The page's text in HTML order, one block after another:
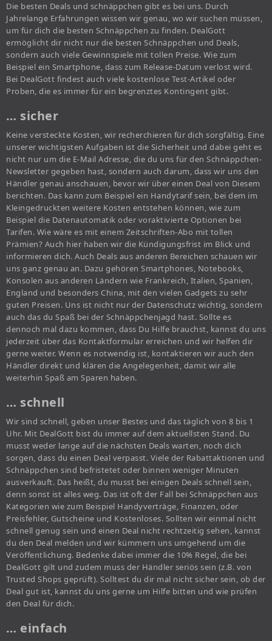
Die besten Deals und schnäppchen gibt es bei uns. Durch
Jahrelange Erfahrungen wissen wir genau, wo wir suchen müssen,
um für dich die besten Schnäppchen zu finden. DealGott
ermöglicht dir nicht nur die besten Schnäppchen und Deals,
sondern auch viele Gewinnspiele mit tollen Preise. Wie zum
Beispiel ein Smartphone, dass zum Release-Datum verlost wird.
Bei DealGott findest auch viele kostenlose Test-Artikel oder
Proben, die es immer für ein begrenztes Kontingent gibt.
… sicher
Keine versteckte Kosten, wir recherchieren für dich sorgfältig. Eine
unserer wichtigsten Aufgaben ist die Sicherheit und dabei geht es
nicht nur um die E-Mail Adresse, die du uns für den Schnäppchen-
Newsletter gegeben hast, sondern auch darum, dass wir uns den
Händler genau anschauen, bevor wir über einen Deal von Diesem
berichten. Das kann zum Beispiel ein Handytarif sein, bei dem im
Kleingedruckten weitere Kosten entstehen können, wie zum
Beispiel die Datenautomatik oder voraktivierte Optionen bei
Tarifen. Wie wäre es mit einem Zeitschriften-Abo mit tollen
Prämien? Auch hier haben wir die Kündigungsfrist im Blick und
informieren dich. Auch Deals aus anderen Bereichen schauen wir
uns ganz genau an. Dazu gehören Smartphones, Notebooks,
Konsolen aus anderen Ländern wie Frankreich, Italien, Spanien,
England und besonders China, mit den vielen Gadgets zu sehr
guten Preisen. Uns ist nicht nur der Datenschutz wichtig, sondern
auch das du Spaß bei der Schnäppchenjagd hast. Sollte es
dennoch mal dazu kommen, dass Du Hilfe brauchst, kannst du uns
jederzeit über das Kontaktformular erreichen und wir helfen dir
gerne weiter. Wenn es notwendig ist, kontaktieren wir auch den
Händler direkt und klären die Angelegenheit, damit wir alle
weiterhin Spaß am Sparen haben.
… schnell
Wir sind schnell, geben unser Bestes und das täglich von 8 bis 1
Uhr. Mit DealGott bist du immer auf dem aktuellsten Stand. Du
musst weder lange auf die nächsten Deals warten, noch dich
sorgen, dass du einen Deal verpasst. Viele der Rabattaktionen und
Schnäppchen sind befristetet oder binnen weniger Minuten
ausverkauft. Das heißt, du musst bei einigen Deals schnell sein,
denn sonst ist alles weg. Das ist oft der Fall bei Schnäppchen aus
Kategorien wie zum Beispiel Handyverträge, Finanzen, oder
Preisfehler, Gutscheine und Kostenloses. Sollten wir einmal nicht
schnell genug sein und einen Deal nicht rechtzeitig sehen, kannst
du den Deal melden und wir kümmern uns umgehend um die
Veröffentlichung. Bedenke dabei immer die 10% Regel, die bei
DealGott gilt und zudem muss der Händler seriös sein (z.B. von
Trusted Shops geprüft). Solltest du dir mal nicht sicher sein, ob der
Deal gut ist, kannst du uns gerne um Hilfe bitten und wie prüfen
den Deal für dich.
… einfach